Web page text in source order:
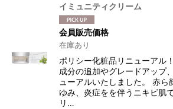
イミュニティクリーム
会員販売価格
在庫あり
ポリシー化粧品リニューアル
成分の追加やグレードアップ
ューアルいたしました。 赤ら
ゆみ、炎症をを伴うニキビ肌
リ…